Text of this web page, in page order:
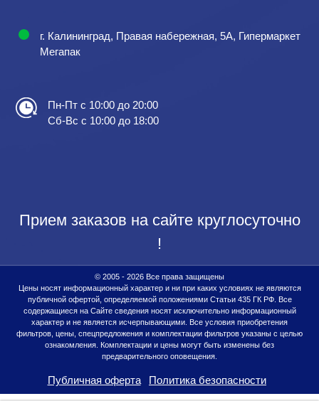
г. Калининград, Правая набережная, 5А, Гипермаркет
Мегапак
Пн-Пт с 10:00 до 20:00
Сб-Вс с 10:00 до 18:00
Прием заказов на сайте круглосуточно
!
© 2005 - 2026 Все права защищены
Цены носят информационный характер и ни при каких условиях не являются
публичной офертой, определяемой положениями Статьи 435 ГК РФ. Все
содержащиеся на Сайте сведения носят исключительно информационный
характер и не является исчерпывающими. Все условия приобретения
фильтров, цены, спецпредложения и комплектации фильтров указаны с целью
ознакомления. Комплектации и цены могут быть изменены без
предварительного оповещения.
Публичная оферта Политика безопасности